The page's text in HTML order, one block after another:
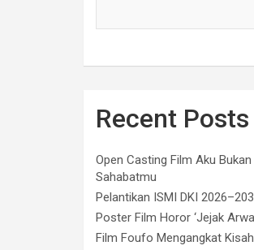
Recent Posts
Open Casting Film Aku
Sahabatmu
Pelantikan ISMI DKI
Poster Film Horor ‘Jejak
Film Foufo Mengangkat